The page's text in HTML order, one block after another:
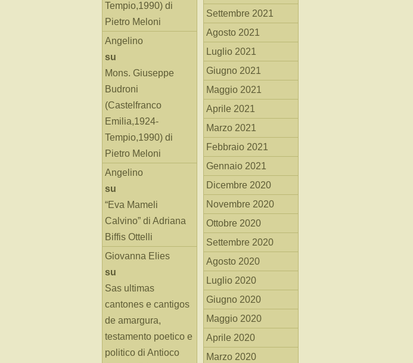
Tempio,1990) di
Pietro Meloni
Angelino
su
Mons. Giuseppe
Budroni
(Castelfranco
Emilia,1924-
Tempio,1990) di
Pietro Meloni
Angelino
su
“Eva Mameli
Calvino” di Adriana
Biffis Ottelli
Giovanna Elies
su
Sas ultimas
cantones e cantigos
de amargura,
testamento poetico e
politico di Antioco
Settembre 2021
Agosto 2021
Luglio 2021
Giugno 2021
Maggio 2021
Aprile 2021
Marzo 2021
Febbraio 2021
Gennaio 2021
Dicembre 2020
Novembre 2020
Ottobre 2020
Settembre 2020
Agosto 2020
Luglio 2020
Giugno 2020
Maggio 2020
Aprile 2020
Marzo 2020